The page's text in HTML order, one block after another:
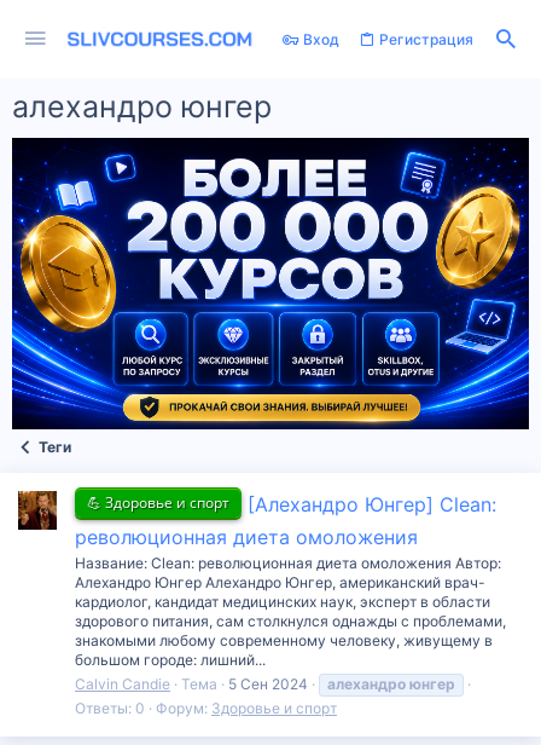
Вход Регистрация
алехандро юнгер
Теги
💪 Здоровье и спорт
[Алехандро Юнгер] Clean:
революционная диета омоложения
Название: Clean: революционная диета омоложения Автор:
Алехандро Юнгер Алехандро Юнгер, американский врач-
кардиолог, кандидат медицинских наук, эксперт в области
здорового питания, сам столкнулся однажды с проблемами,
знакомыми любому современному человеку, живущему в
большом городе: лишний...
Calvin Candie Тема 5 Сен 2024 алехандро юнгер
Ответы: 0
Форум: Здоровье и спорт